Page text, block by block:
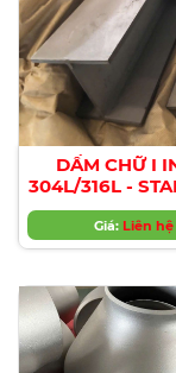
DẦM CHỮ I
304L/316L -
STEEL I -
304L/316L
Giá: Liên hệ